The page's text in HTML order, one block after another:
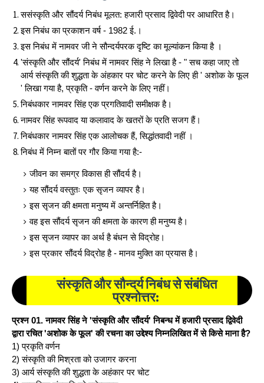
ससंस्कृति और सौंदर्य निबंध मूलत: हजारी प्रसाद द्विवेदी पर आधारित है।
इस निबंध का प्रकाशन वर्ष - 1982 ई.।
इस निबंध में नामवर जी ने सौन्दर्यपरक दृष्टि का मूल्यांकन किया है ।
'संस्कृति और सौंदर्य' निबंध में नामवर सिंह ने लिखा है - " सच कहा जाए तो
आर्य संस्कृति की शुद्धता के अंहकार पर चोट करने के लिए ही ' अशोक के फूल
' लिखा गया है, प्रकृति - वर्णन करने के लिए नहीं।
निबंधकार नामवर सिंह एक प्रगतिवादी समीक्षक है।
नामवर सिंह रूपवाद या कलावाद के खतरों के प्रति सजग हैं।
निबंधकार नामवर सिंह एक आलोचक हैं, सिद्धांतवादी नहीं ।
निबंध में निम्‍न बातों पर गौर किया गया है:-
जीवन का समग्र विकास ही सौंदर्य है।
यह सौंदर्य वस्तुतः एक सृजन व्यापर है।
इस सृजन की क्षमता मनुष्य में अन्तर्निहित है।
वह इस सौंदर्य सृजन की क्षमता के कारण ही मनुष्य है।
इस सृजन व्यापर का अर्थ है बंधन से विद्रोह।
इस प्रकार सौंदर्य विद्रोह है - मानव मुक्ति का प्रयास है।
संस्कृति और सौन्दर्य निबंध से संबंधित
प्रश्नोत्तर:
प्रश्‍न 01. नामवर सिंह ने 'संस्कृति और सौंदर्य' निबन्ध में हजारी प्रसाद द्विवेदी
द्वारा रचित 'अशोक के फूल' की रचना का उद्देश्य निम्नलिखित में से किसे माना है?
1) प्रकृति वर्णन
2) संस्कृति की मिश्रता को उजागर करना
3) आर्य संस्कृति की शुद्धता के अहंकार पर चोट